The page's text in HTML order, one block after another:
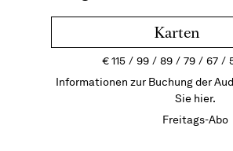
Karten
€115 99 89 79 67
Informationen zur Buchung der
Sie hier.
Freitags-Abo